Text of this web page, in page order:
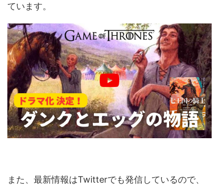
ています。
また、最新情報はTwitterでも発信しているので、